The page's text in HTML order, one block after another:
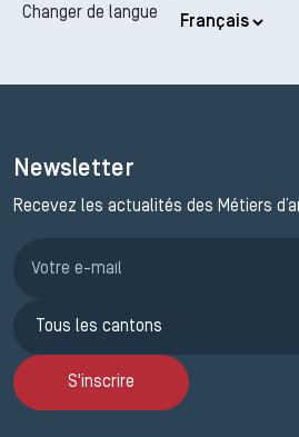
Changer de langue
Newsletter
Recevez les actualités des Métiers
S'inscrire